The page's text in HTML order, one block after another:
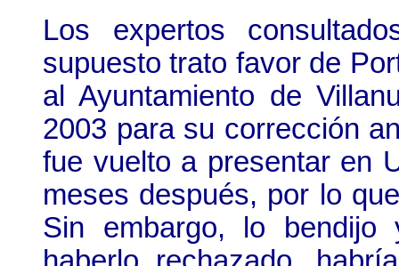
Los expertos
supuesto trato favor de
al Ayuntamiento de
2003 para su corrección
fue vuelto a presentar en
meses después, por lo
Sin embargo, lo